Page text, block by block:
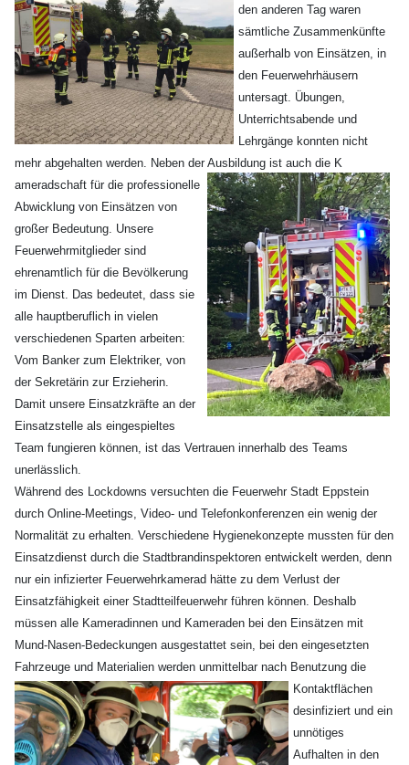
den anderen Tag waren
sämtliche Zusammenkünfte
außerhalb von Einsätzen, in
den Feuerwehrhäusern
untersagt. Übungen,
Unterrichtsabende und
Lehrgänge konnten nicht
mehr abgehalten werden. Neben der Ausbildung ist auch die K
ameradschaft für die professionelle
Abwicklung von Einsätzen von
großer Bedeutung. Unsere
Feuerwehrmitglieder sind
ehrenamtlich für die Bevölkerung
im Dienst. Das bedeutet, dass sie
alle hauptberuflich in vielen
verschiedenen Sparten arbeiten:
Vom Banker zum Elektriker, von
der Sekretärin zur Erzieherin.
Damit unsere Einsatzkräfte an der
Einsatzstelle als eingespieltes
Team fungieren können, ist das Vertrauen innerhalb des Teams
unerlässlich.
Während des Lockdowns versuchten die Feuerwehr Stadt Eppstein
durch Online-Meetings, Video- und Telefonkonferenzen ein wenig der
Normalität zu erhalten. Verschiedene Hygienekonzepte mussten für den
Einsatzdienst durch die Stadtbrandinspektoren entwickelt werden, denn
nur ein infizierter Feuerwehrkamerad hätte zu dem Verlust der
Einsatzfähigkeit einer Stadtteilfeuerwehr führen können. Deshalb
müssen alle Kameradinnen und Kameraden bei den Einsätzen mit
Mund-Nasen-Bedeckungen ausgestattet sein, bei den eingesetzten
Fahrzeuge und Materialien werden unmittelbar nach Benutzung die
Kontaktflächen
desinfiziert und ein
unnötiges
Aufhalten in den